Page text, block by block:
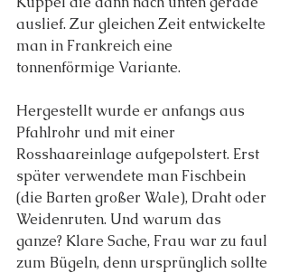
auslief. Zur gleichen Zeit entwickelte
man in Frankreich eine
tonnenförmige Variante.
Hergestellt wurde er anfangs aus
Pfahlrohr und mit einer
Rosshaareinlage aufgepolstert. Erst
später verwendete man Fischbein
(die Barten großer Wale), Draht oder
Weidenruten. Und warum das
ganze? Klare Sache, Frau war zu faul
zum Bügeln, denn ursprünglich sollte